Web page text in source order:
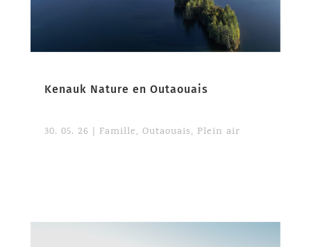
Kenauk Nature en Outaouais
30. 05. 26 | Famille, Outaouais, Plein air